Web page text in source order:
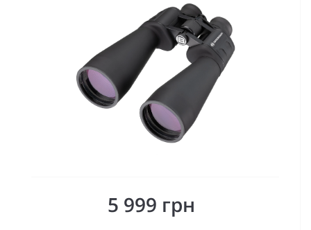
5 999 грн